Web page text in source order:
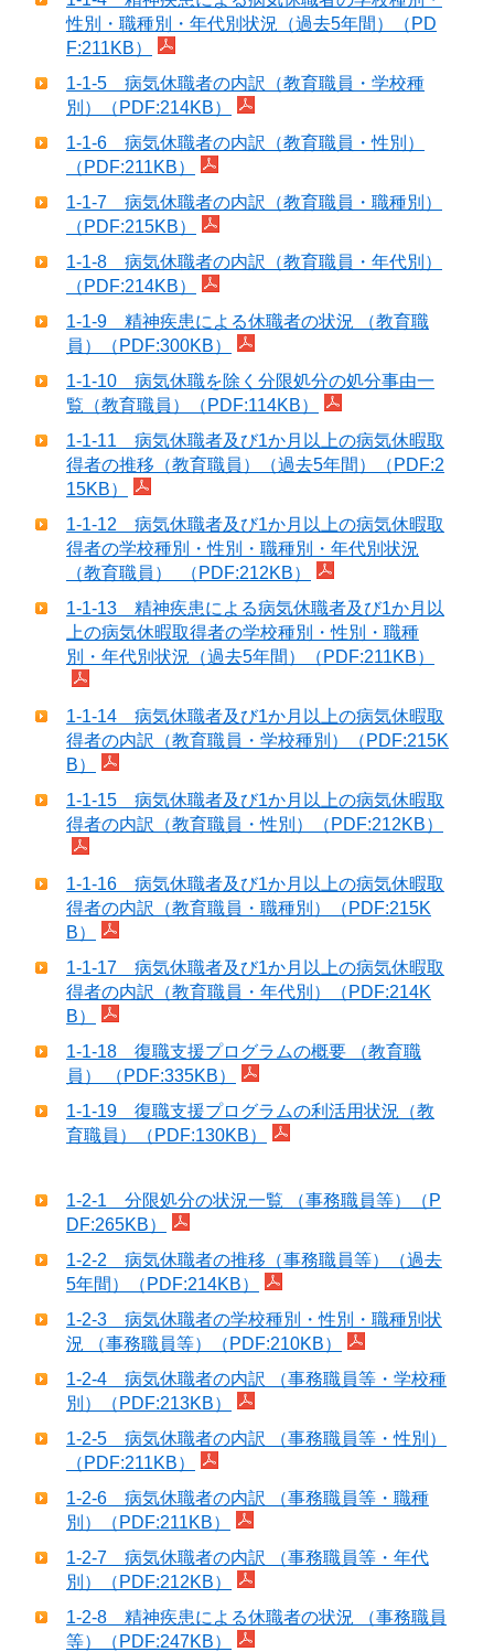
性別・職種別・年代別状況（過去5年間）（PD
F:211KB）
1-1-5 病気休職者の内訳（教育職員・学校種
別）（PDF:214KB）
1-1-6 病気休職者の内訳（教育職員・性別）
（PDF:211KB）
1-1-7 病気休職者の内訳（教育職員・職種別）
（PDF:215KB）
1-1-8 病気休職者の内訳（教育職員・年代別）
（PDF:214KB）
1-1-9 精神疾患による休職者の状況 （教育職
員）（PDF:300KB）
1-1-10 病気休職を除く分限処分の処分事由一
覧（教育職員）（PDF:114KB）
1-1-11 病気休職者及び1か月以上の病気休暇取
得者の推移（教育職員）（過去5年間）（PDF:2
15KB）
1-1-12 病気休職者及び1か月以上の病気休暇取
得者の学校種別・性別・職種別・年代別状況
（教育職員） （PDF:212KB）
1-1-13 精神疾患による病気休職者及び1か月以
上の病気休暇取得者の学校種別・性別・職種
別・年代別状況（過去5年間）（PDF:211KB）
1-1-14 病気休職者及び1か月以上の病気休暇取
得者の内訳（教育職員・学校種別）（PDF:215K
B）
1-1-15 病気休職者及び1か月以上の病気休暇取
得者の内訳（教育職員・性別）（PDF:212KB）
1-1-16 病気休職者及び1か月以上の病気休暇取
得者の内訳（教育職員・職種別）（PDF:215K
B）
1-1-17 病気休職者及び1か月以上の病気休暇取
得者の内訳（教育職員・年代別）（PDF:214K
B）
1-1-18 復職支援プログラムの概要 （教育職
員） （PDF:335KB）
1-1-19 復職支援プログラムの利活用状況（教
育職員）（PDF:130KB）
1-2-1 分限処分の状況一覧 （事務職員等）（P
DF:265KB）
1-2-2 病気休職者の推移（事務職員等）（過去
5年間）（PDF:214KB）
1-2-3 病気休職者の学校種別・性別・職種別状
況 （事務職員等）（PDF:210KB）
1-2-4 病気休職者の内訳 （事務職員等・学校種
別）（PDF:213KB）
1-2-5 病気休職者の内訳 （事務職員等・性別）
（PDF:211KB）
1-2-6 病気休職者の内訳 （事務職員等・職種
別）（PDF:211KB）
1-2-7 病気休職者の内訳 （事務職員等・年代
別）（PDF:212KB）
1-2-8 精神疾患による休職者の状況 （事務職員
等）（PDF:247KB）